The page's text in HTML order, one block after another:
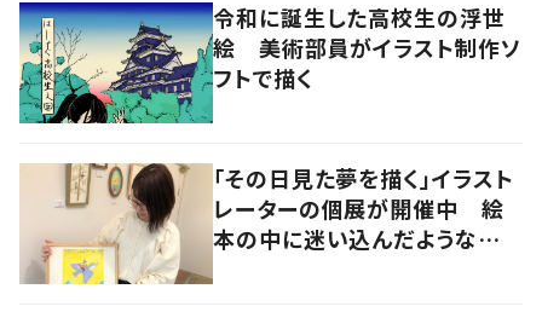
令和に誕生した高校生の浮世
絵 美術部員がイラスト制作ソ
フトで描く
「その日見た夢を描く」イラスト
レーターの個展が開催中 絵
本の中に迷い込んだような想